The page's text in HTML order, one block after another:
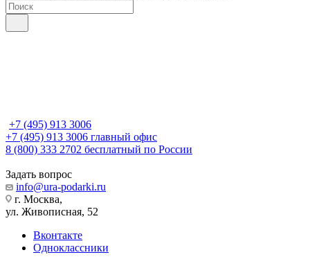
+7 (495) 913 3006
+7 (495) 913 3006 главный офис
8 (800) 333 2702 бесплатный по России
Задать вопрос
info@ura-podarki.ru
г. Москва,
ул. Живописная, 52
Вконтакте
Одноклассники